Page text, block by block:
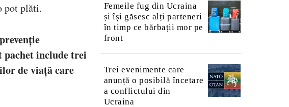
pot plăti.
pachet include trei
de viață care
Femeile fug din Ucraina
și își găsesc alți parteneri
în timp ce bărbații mor pe
front
Trei evenimente care
anunță o posibilă încetare
a conflictului din
Ucraina